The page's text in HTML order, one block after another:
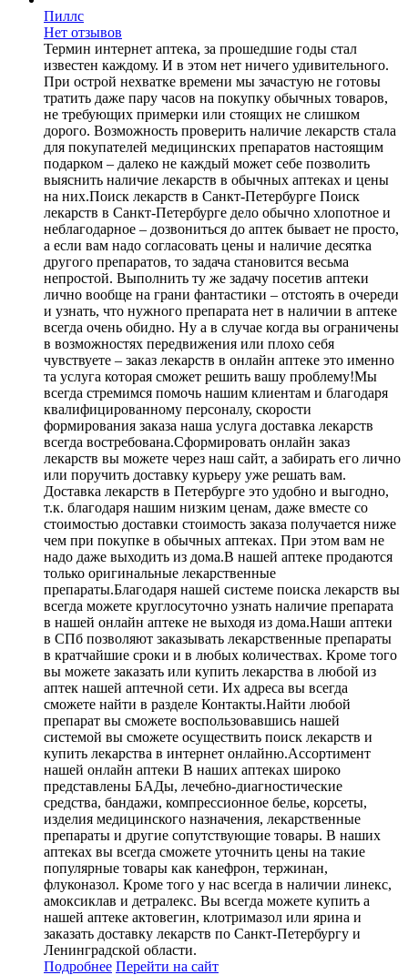
Пиллс
Нет отзывов
Термин интернет аптека, за прошедшие годы стал
известен каждому. И в этом нет ничего удивительного.
При острой нехватке времени мы зачастую не готовы
тратить даже пару часов на покупку обычных товаров,
не требующих примерки или стоящих не слишком
дорого. Возможность проверить наличие лекарств стала
для покупателей медицинских препаратов настоящим
подарком – далеко не каждый может себе позволить
выяснить наличие лекарств в обычных аптеках и цены
на них.Поиск лекарств в Санкт-Петербурге Поиск
лекарств в Санкт-Петербурге дело обычно хлопотное и
неблагодарное – дозвониться до аптек бывает не просто,
а если вам надо согласовать цены и наличие десятка
другого препаратов, то задача становится весьма
непростой. Выполнить ту же задачу посетив аптеки
лично вообще на грани фантастики – отстоять в очереди
и узнать, что нужного препарата нет в наличии в аптеке
всегда очень обидно. Ну а в случае когда вы ограничены
в возможностях передвижения или плохо себя
чувствуете – заказ лекарств в онлайн аптеке это именно
та услуга которая сможет решить вашу проблему!Мы
всегда стремимся помочь нашим клиентам и благодаря
квалифицированному персоналу, скорости
формирования заказа наша услуга доставка лекарств
всегда востребована.Сформировать онлайн заказ
лекарств вы можете через наш сайт, а забирать его лично
или поручить доставку курьеру уже решать вам.
Доставка лекарств в Петербурге это удобно и выгодно,
т.к. благодаря нашим низким ценам, даже вместе со
стоимостью доставки стоимость заказа получается ниже
чем при покупке в обычных аптеках. При этом вам не
надо даже выходить из дома.В нашей аптеке продаются
только оригинальные лекарственные
препараты.Благодаря нашей системе поиска лекарств вы
всегда можете круглосуточно узнать наличие препарата
в нашей онлайн аптеке не выходя из дома.Наши аптеки
в СПб позволяют заказывать лекарственные препараты
в кратчайшие сроки и в любых количествах. Кроме того
вы можете заказать или купить лекарства в любой из
аптек нашей аптечной сети. Их адреса вы всегда
сможете найти в разделе Контакты.Найти любой
препарат вы сможете воспользовавшись нашей
системой вы сможете осуществить поиск лекарств и
купить лекарства в интернет онлайню.Ассортимент
нашей онлайн аптеки В наших аптеках широко
представлены БАДы, лечебно-диагностические
средства, бандажи, компрессионное белье, корсеты,
изделия медицинского назначения, лекарственные
препараты и другие сопутствующие товары. В наших
аптеках вы всегда сможете уточнить цены на такие
популярные товары как канефрон, тержинан,
флуконазол. Кроме того у нас всегда в наличии линекс,
амоксиклав и детралекс. Вы всегда можете купить а
нашей аптеке актовегин, клотримазол или ярина и
заказать доставку лекарств по Санкт-Петербургу и
Ленинградской области.
Подробнее Перейти на сайт